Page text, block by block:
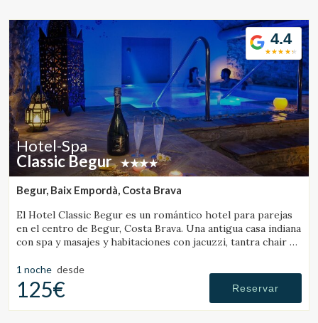
ES EN FR
4.4
Hotel-Spa
Classic Begur
Begur, Baix Empordà, Costa Brava
El Hotel Classic Begur es un romántico hotel para parejas
en el centro de Begur, Costa Brava. Una antigua casa indiana
con spa y masajes y habitaciones con jacuzzi, tantra chair y
1 noche desde
125€ Reservar